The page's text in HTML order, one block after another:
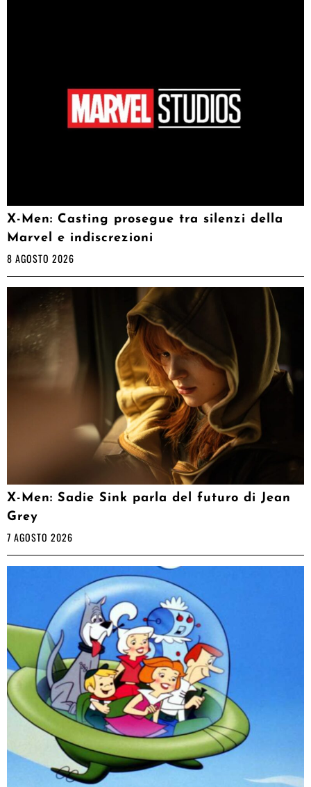
X-Men: Casting prosegue tra silenzi della
Marvel e indiscrezioni
8 AGOSTO 2026
X-Men: Sadie Sink parla del futuro di Jean
Grey
7 AGOSTO 2026